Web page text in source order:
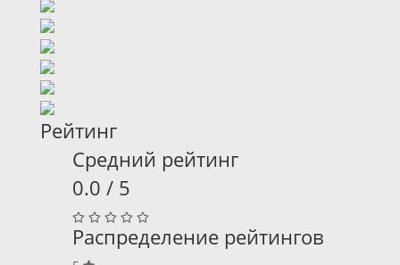
Рейтинг
Средний рейтинг
0.0 / 5
Распределение рейтингов